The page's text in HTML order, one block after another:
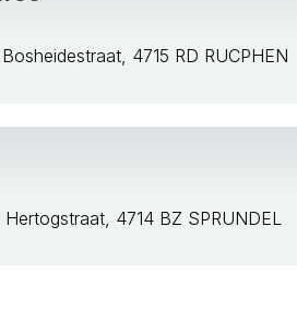
4715 RD RUCPHEN
4714 BZ SPRUNDEL